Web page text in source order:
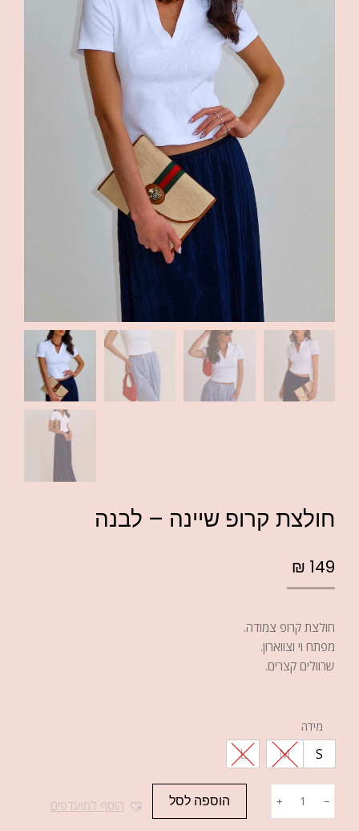
חולצת קרופ שיינה – לבנה
₪ 149
חולצת קרופ צמודה.
מפתח וי וצווארון.
שרוולים קצרים.
מידה
S
M
L
﹣
﹢ הוספה לסל הוסף למועדפים